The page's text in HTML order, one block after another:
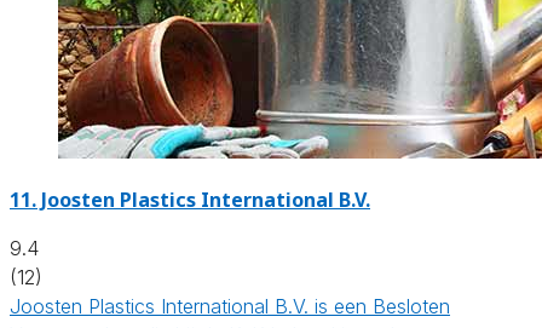
11. Joosten Plastics International B.V.
9.4
(12)
Joosten Plastics International B.V. is een Besloten